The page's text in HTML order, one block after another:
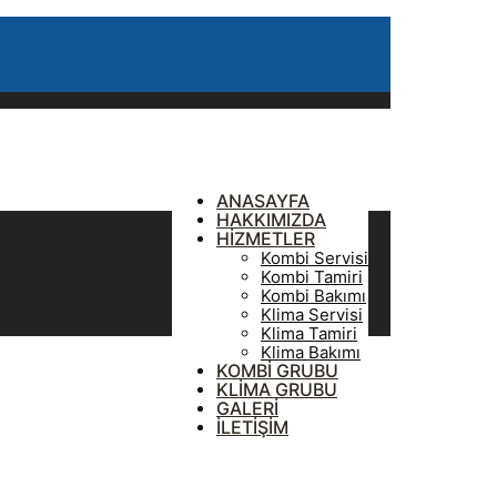
ANASAYFA
HAKKIMIZDA
HİZMETLER
Kombi Servisi
Kombi Tamiri
Kombi Bakımı
Klima Servisi
Klima Tamiri
Klima Bakımı
KOMBİ GRUBU
KLİMA GRUBU
GALERİ
İLETİŞİM